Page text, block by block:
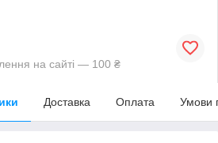
на сайті — 100 ₴
Доставка Оплата Умови